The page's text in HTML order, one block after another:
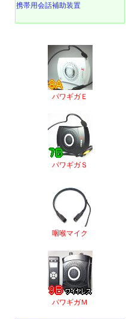
携帯用会話補助装置
パワギガＥ
パワギガＳ
咽喉マイク
パワギガＭ